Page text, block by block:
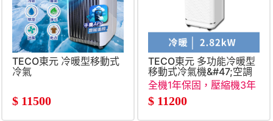
TECO東元 冷暖型移動式
冷氣
$ 11500
TECO東元 多功能冷暖型
移動式冷氣機&#47;空調
全機1年保固，壓縮機3年
保固
$ 11200